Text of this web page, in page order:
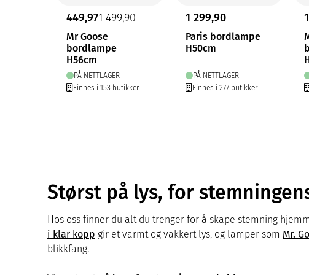
449,971 499,90
Mr Goose
bordlampe
H56cm
PÅ NETTLAGER
Finnes i 153 butikker
1 299,90
Paris bordlampe
H50cm
PÅ NETTLAGER
Finnes i 277 butikker
Størst på lys, for
Hos oss finner du alt du trenger for å skape stemning
i klar kopp gir et varmt og vakkert lys, og lamper som Mr.
blikkfang.